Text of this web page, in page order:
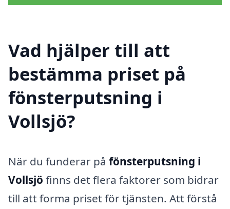
Vad hjälper till att
bestämma priset på
fönsterputsning i
Vollsjö?
När du funderar på fönsterputsning i
Vollsjö finns det flera faktorer som bidrar
till att forma priset för tjänsten. Att förstå